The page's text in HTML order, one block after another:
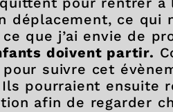
déplacement, ce qui
que j’ai envie de
doivent partir.
suivre cet
pourraient ensuite
afin de regarder